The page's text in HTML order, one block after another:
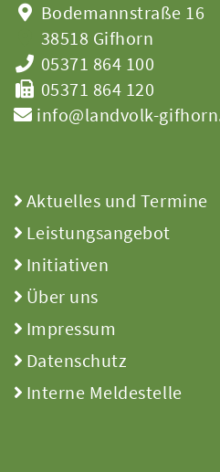
Bodemannstraße 16
38518 Gifhorn
05371 864 100
05371 864 120
info@landvolk-
Aktuelles und Termine
Leistungsangebot
Initiativen
Über uns
Impressum
Datenschutz
Interne Meldestelle